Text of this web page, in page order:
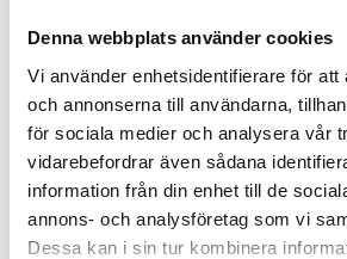
Denna webbplats använder cookies
Vi använder enhetsidentifierare för att
och annonserna till användarna,
för sociala medier och analysera vår
vidarebefordrar även sådana
information från din enhet till de
annons- och analysföretag som vi
Dessa kan i sin tur kombinera